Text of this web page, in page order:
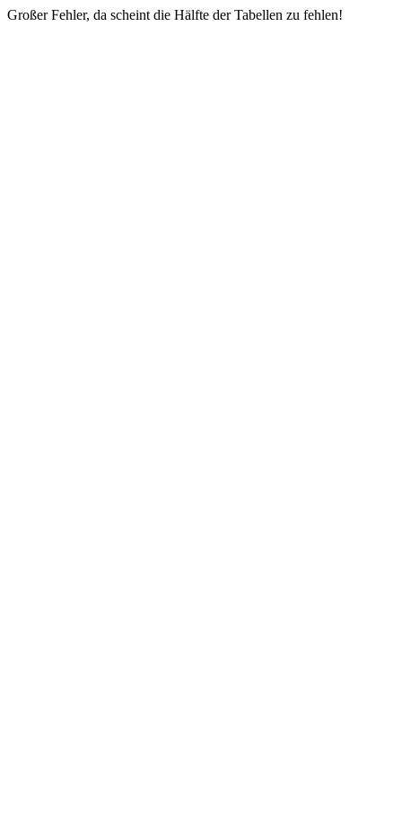
Großer Fehler, da scheint die Hälfte der Tabellen zu fehlen!